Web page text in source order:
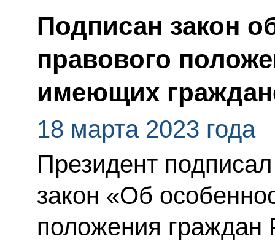
Подписан закон
правового
имеющих
18 марта 2023 года
Президент
закон «Об
положения граждан